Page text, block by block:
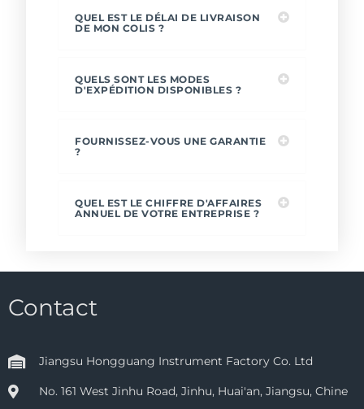
QUEL EST LE DÉLAI DE LIVRAISON
DE MON COLIS ?
QUELS SONT LES MODES
D'EXPÉDITION DISPONIBLES ?
FOURNISSEZ-VOUS UNE GARANTIE
?
QUEL EST LE CHIFFRE D'AFFAIRES
ANNUEL DE VOTRE ENTREPRISE ?
Contact
Jiangsu Hongguang Instrument Factory Co. Ltd
No. 161 West Jinhu Road, Jinhu, Huai'an, Jiangsu, Chine